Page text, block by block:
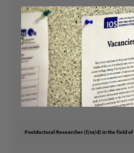
Postdoctoral Researcher (f/m/d) in the field